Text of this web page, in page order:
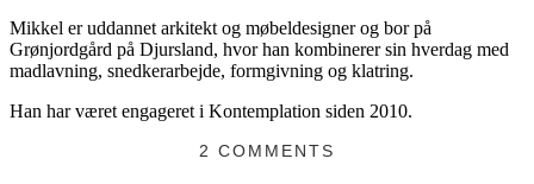
Mikkel er uddannet arkitekt og møbeldesigner og bor på
Grønjordgård på Djursland, hvor han kombinerer sin hverdag med
madlavning, snedkerarbejde, formgivning og klatring.
Han har været engageret i Kontemplation siden 2010.
2 COMMENTS